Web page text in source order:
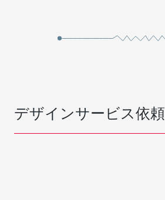
デザインサービス依頼